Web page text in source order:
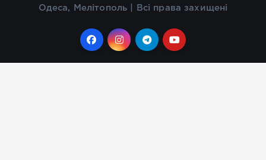
Одеса, Мелітополь | Всі права захищені